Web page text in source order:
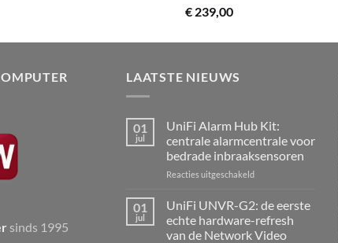
€ 239,00
sinds 1995
LAATSTE NIEUWS
01
jul
UniFi Alarm Hub Kit:
centrale alarmcentrale voor
bedrade inbraaksensoren
Reacties uitgeschakeldvoor
Alarm
Hub
Kit:
centrale
01
jul
UniFi UNVR-G2: de eerste
echte hardware-refresh
van de Network Video